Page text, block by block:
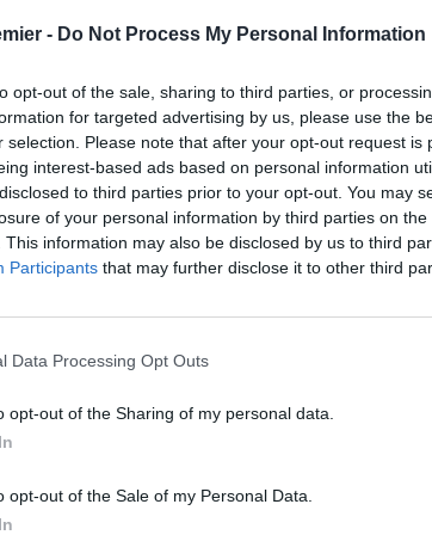
- Do Not Process My Personal Information
opt-out of the sale, sharing to third parties, or
for targeted advertising by us, please use the
selection. Please note that after your opt-out request is
interest-based ads based on personal information
to third parties prior to your opt-out. You may
of your personal information by third parties on the
This information may also be disclosed by us to third
Participants that may further disclose it to other third
Data Processing Opt Outs
opt-out of the Sharing of my personal data.
opt-out of the Sale of my Personal Data.
il massimo e capiscano l’importanza e il
che vinca tutte le partite ma una squadra
legge nel testo diffuso questa mattina dai media